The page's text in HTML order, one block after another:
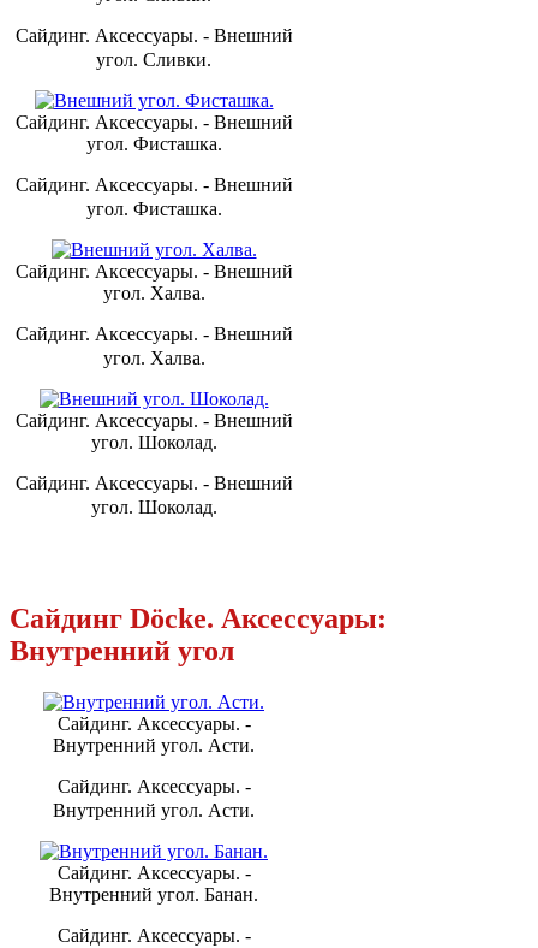
Сайдинг. Аксессуары. - Внешний
угол. Сливки.
Сайдинг. Аксессуары. - Внешний
угол. Фисташка.
Сайдинг. Аксессуары. - Внешний
угол. Фисташка.
Сайдинг. Аксессуары. - Внешний
угол. Халва.
Сайдинг. Аксессуары. - Внешний
угол. Халва.
Сайдинг. Аксессуары. - Внешний
угол. Шоколад.
Сайдинг. Аксессуары. - Внешний
угол. Шоколад.
Сайдинг Döcke. Аксессуары:
Внутренний угол
Сайдинг. Аксессуары. -
Внутренний угол. Асти.
Сайдинг. Аксессуары. -
Внутренний угол. Асти.
Сайдинг. Аксессуары. -
Внутренний угол. Банан.
Сайдинг. Аксессуары. -